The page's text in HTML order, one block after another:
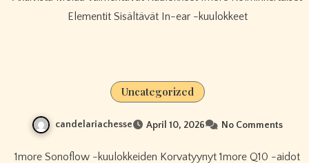
Elementit Sisältävät In-ear -kuulokkeet
Uncategorized
candelariachesse April 10, 2026 No Comments
1more Sonoflow -kuulokkeiden Korvatyynyt 1more Q10 -aidot